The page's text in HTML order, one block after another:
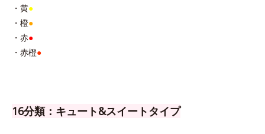
・黄●
・橙●
・赤●
・赤橙●
16分類：キュート&スイートタイプ